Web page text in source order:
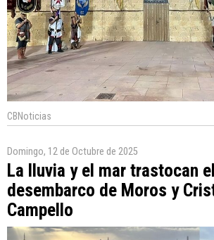
CBNoticias
Domingo, 12 de Octubre de 2025
La lluvia y el mar trastocan el
desembarco de Moros y
Campello